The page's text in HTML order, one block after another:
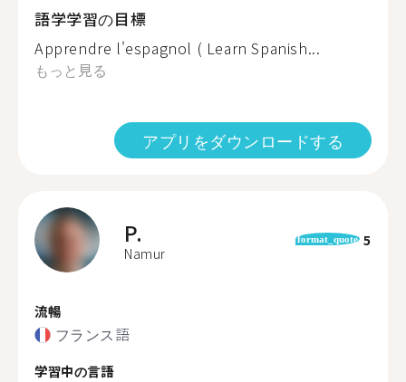
語学学習の目標
Apprendre l'espagnol ( Learn Spanish...
もっと見る
アプリをダウンロードする
P.
Namur
format_quote 5
流暢
フランス語
学習中の言語